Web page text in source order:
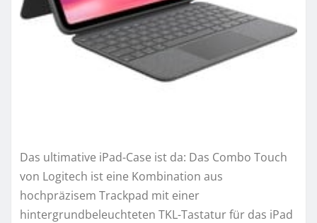
Das ultimative iPad-Case ist da: Das Combo Touch
von Logitech ist eine Kombination aus
hochpräzisem Trackpad mit einer
hintergrundbeleuchteten TKL-Tastatur für das iPad